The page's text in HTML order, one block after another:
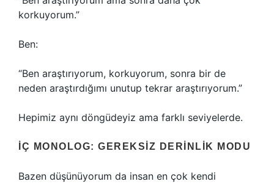
korkuyorum.”
Ben:
“Ben araştırıyorum, korkuyorum, sonra bir de
neden araştırdığımı unutup tekrar araştırıyorum.”
Hepimiz aynı döngüdeyiz ama farklı seviyelerde.
İÇ MONOLOG: GEREKSIZ DERINLIK MODU
Bazen düşünüyorum da insan en çok kendi